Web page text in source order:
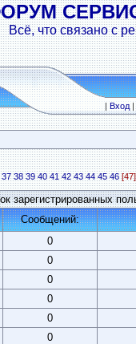
Всё, что связано с
|Вход|
37 38 39 40 41 42 43 44 45 46 [47]
зарегистрированных
Сообщений:
0
0
0
0
0
0